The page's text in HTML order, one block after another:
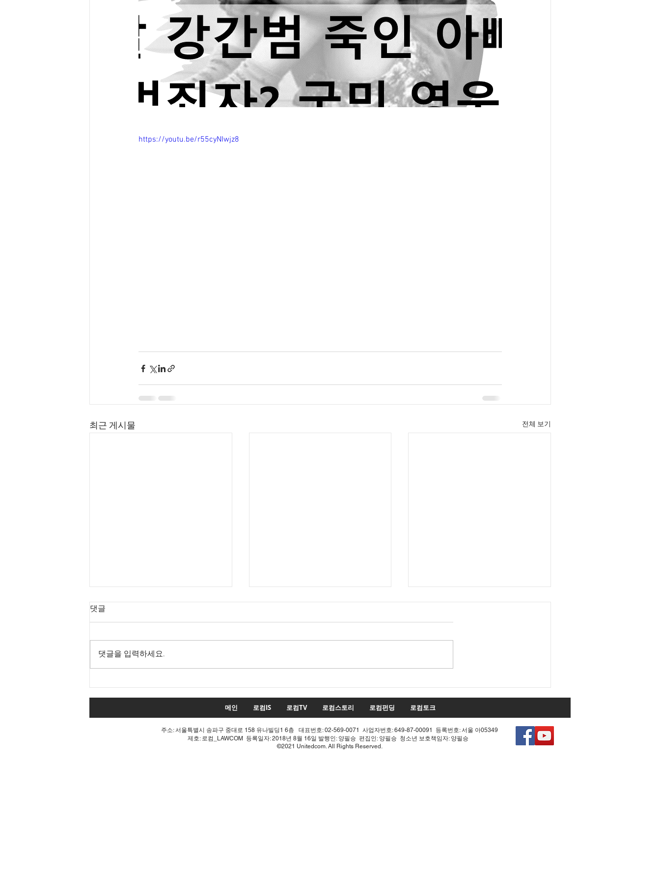
https://youtu.be/r55cyNIwjz8
최근 게시물 전체 보기
깨진 개헌의 꿈
개헌', 의장 실언 한 방에 완전
침몰!
'제10차 헌법 개정'의 비참한
몰락.
댓글
댓글을 입력하세요.
메인 로컴IS 로컴TV 로컴스토리 로컴펀딩 로컴토크
주소: 서울특별시 송파구 중대로 158 유나빌딩1 6층 대표번호: 02-569-0071 사업자번호: 649-87-00091 등록번호: 서울 아05349
제호: 로컴_LAWCOM 등록일자: 2018년 8월 16일 발행인: 양필승 편집인: 양필승 청소년 보호책임자: 양필승
©2021 Unitedcom. All Rights Reserved.